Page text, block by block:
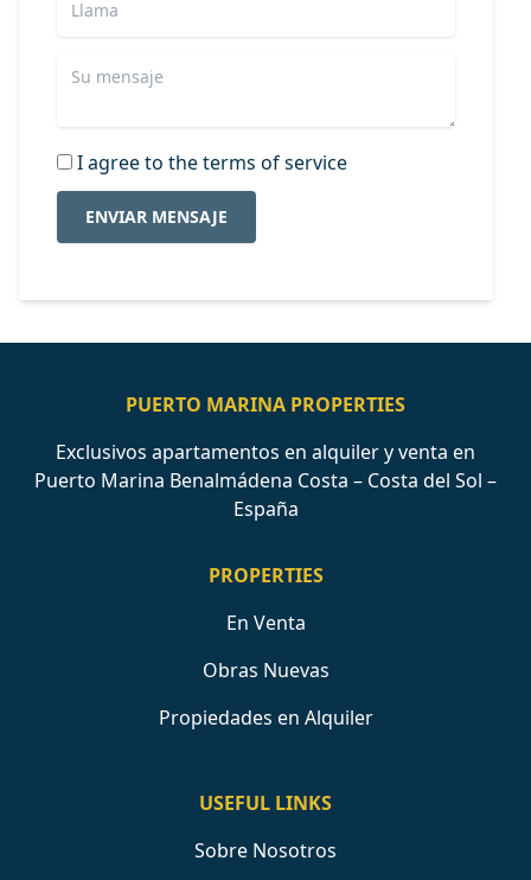
I agree to the terms of service
ENVIAR MENSAJE
PUERTO MARINA PROPERTIES
Exclusivos apartamentos en alquiler y venta en
Puerto Marina Benalmádena Costa – Costa del Sol –
España
PROPERTIES
En Venta
Obras Nuevas
Propiedades en Alquiler
USEFUL LINKS
Sobre Nosotros